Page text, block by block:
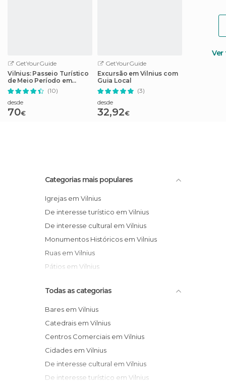
GetYourGuide
Vilnius: Passeio Turístico
de Meio Período em
Trakai
(10)
desde
70€
GetYourGuide
Excursão em Vilnius com
Guia Local
(3)
desde
32,92€
Categorias mais populares
Igrejas em Vilnius
De interesse turístico em Vilnius
De interesse cultural em Vilnius
Monumentos Históricos em Vilnius
Ruas em Vilnius
Pátios em Vilnius
Todas as categorias
Bares em Vilnius
Catedrais em Vilnius
Centros Comerciais em Vilnius
Cidades em Vilnius
De interesse cultural em Vilnius
De interesse turístico em Vilnius